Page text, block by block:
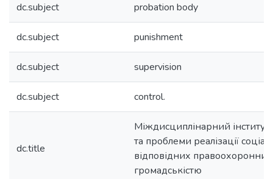
dc.subject probation body
dc.subject punishment
dc.subject supervision
dc.subject control.
dc.title
Міждисциплінарний інститут
та проблеми реалізації
відповідних правоохоронних
громадськістю